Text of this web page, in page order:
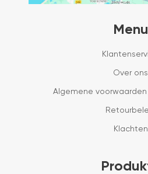
Menu
Over ons
Algemene
Klachten